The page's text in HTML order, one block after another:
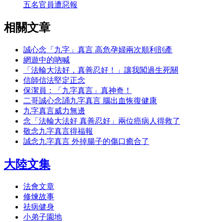
五名官員遭惡報
相關文章
誠心念「九字」真言 高危孕婦兩次順利剖產
網遊中的吶喊
「法輪大法好，真善忍好！」讓我闖過生死關
信師信法堅定正念
保潔員：「九字真言」真神奇！
二哥誠心念誦九字真言 腦出血恢復健康
九字真言威力無邊
念「法輪大法好 真善忍好」兩位癌病人得救了
敬念九字真言得福報
誠念九字真言 外掉腸子的傷口癒合了
大陸文集
法會文章
修煉故事
祛病健身
小弟子園地